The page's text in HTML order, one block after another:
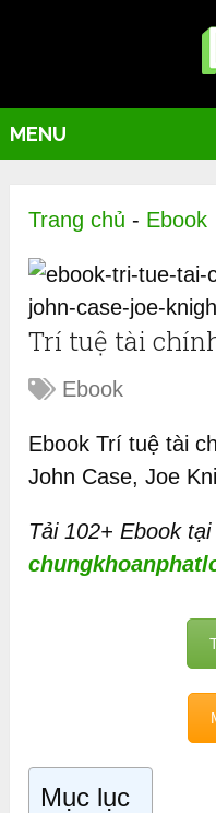
MENU
Trang chủ - Ebook
Trí tuệ tài
Ebook
Ebook Trí tuệ tài
John Case, Joe
Tải 102+ Ebook tại
Mục lục